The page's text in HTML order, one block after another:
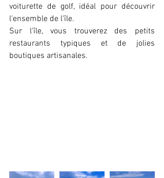
voiturette de golf, idéal pour découvrir
l'ensemble de l'île.
Sur l'île, vous trouverez des petits
restaurants typiques et de jolies
boutiques artisanales.